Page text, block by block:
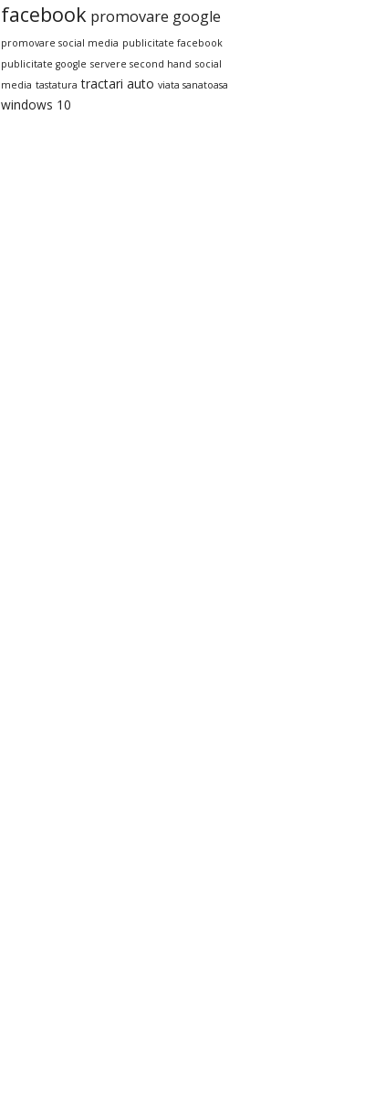
facebook promovare google
promovare social media publicitate facebook
publicitate google servere second hand social
media tastatura tractari auto viata sanatoasa
windows 10